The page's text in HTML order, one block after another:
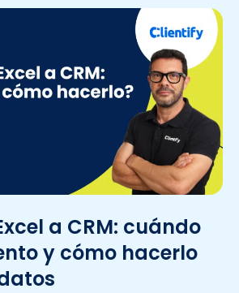
a CRM: cuándo
y cómo hacerlo